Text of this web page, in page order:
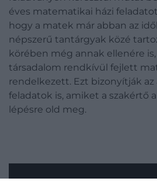
éves matematikai házi
hogy a matek már abban az
népszerű tantárgyak közé
körében még annak ellenére
társadalom rendkívül fejlett
rendelkezett. Ezt bizonyítják
feladatok is, amiket a szakértő
lépésre old meg.